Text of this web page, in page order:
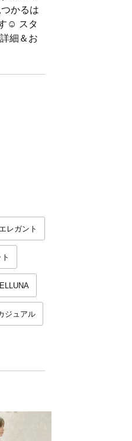
かるは
☺︎︎ スタ
細＆お
エレガント
ジュアル